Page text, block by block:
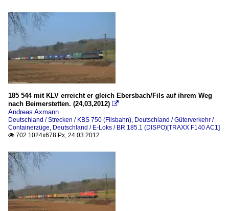
185 544 mit KLV erreicht er gleich Ebersbach/Fils auf ihrem Weg
nach Beimerstetten. (24,03,2012) 
Andreas Axmann
Deutschland / Strecken / KBS 750 (Filsbahn), Deutschland / Güterverkehr /
Containerzüge, Deutschland / E-Loks / BR 185.1 (DISPO)[TRAXX F140 AC1]
 702 1024x678 Px, 24.03.2012